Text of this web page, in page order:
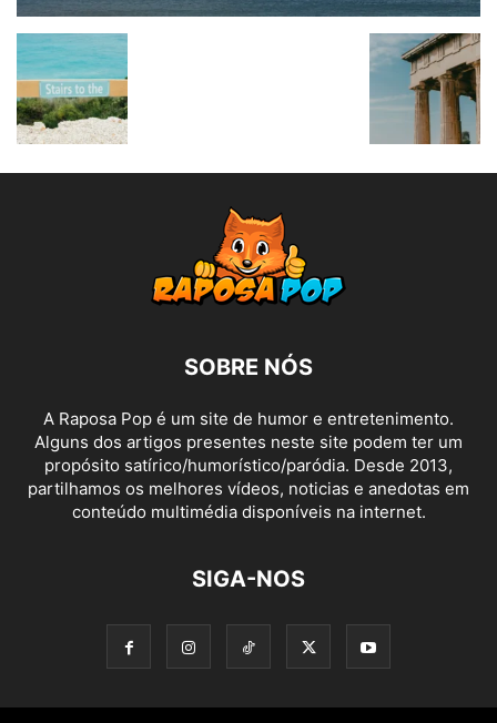
SOBRE NÓS
A Raposa Pop é um site de humor e entretenimento.
Alguns dos artigos presentes neste site podem ter um
propósito satírico/humorístico/paródia. Desde 2013,
partilhamos os melhores vídeos, noticias e anedotas em
conteúdo multimédia disponíveis na internet.
SIGA-NOS